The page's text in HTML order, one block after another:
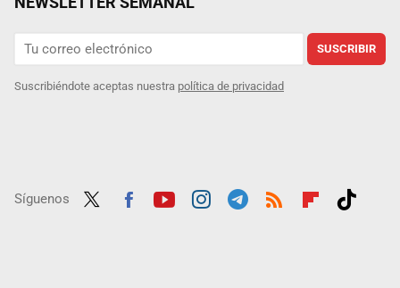
SUSCRIBIR
Suscribiéndote aceptas nuestra política de privacidad
Síguenos